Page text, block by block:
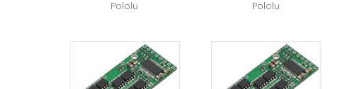
Pololu
Pololu